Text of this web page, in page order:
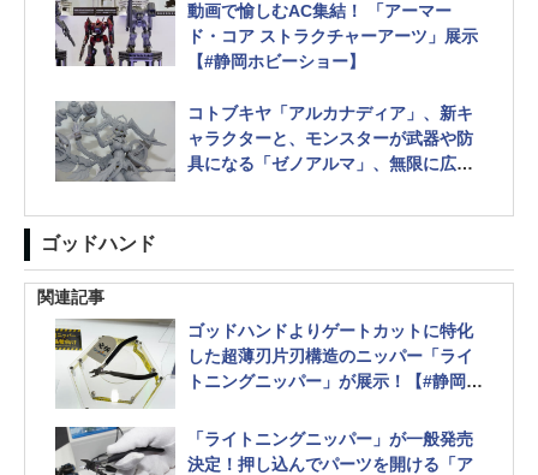
動画で愉しむAC集結！ 「アーマー
ド・コア ストラクチャーアーツ」展示
【#静岡ホビーショー】
コトブキヤ「アルカナディア」、新キ
ャラクターと、モンスターが武器や防
具になる「ゼノアルマ」、無限に広が
ゴッドハンド
関連記事
ゴッドハンドよりゲートカットに特化
した超薄刃片刃構造のニッパー「ライ
トニングニッパー」が展示！【#静岡ホ
パーツの保持やエッチングパーツの曲
げ加工などに活用できるペンチも登場
「ライトニングニッパー」が一般発売
決定！押し込んでパーツを開ける「ア